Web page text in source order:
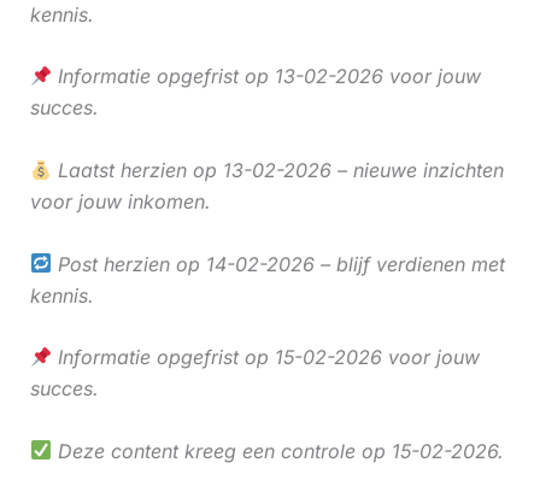
kennis.
Informatie opgefrist op 13-02-2026 voor jouw
succes.
Laatst herzien op 13-02-2026 – nieuwe inzichten
voor jouw inkomen.
Post herzien op 14-02-2026 – blijf verdienen met
kennis.
Informatie opgefrist op 15-02-2026 voor jouw
succes.
Deze content kreeg een controle op 15-02-2026.